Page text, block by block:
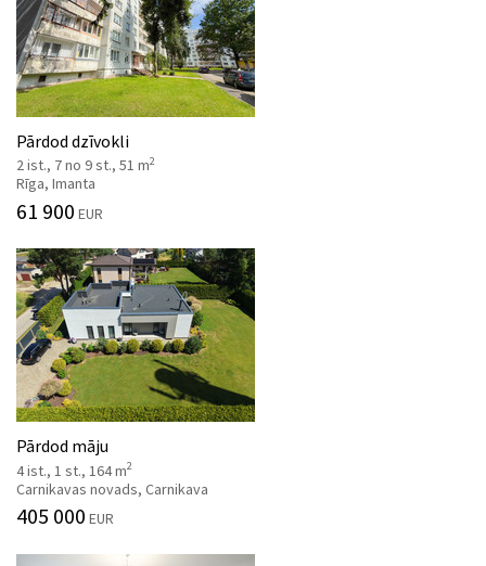
Pārdod dzīvokli
2 ist., 7 no 9 st., 51 m2
Rīga, Imanta
61 900 EUR
Pārdod māju
4 ist., 1 st., 164 m2
Carnikavas novads, Carnikava
405 000 EUR